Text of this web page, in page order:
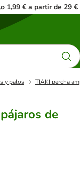
1,99 € a partir de 29 €
y palos TIAKI percha
de